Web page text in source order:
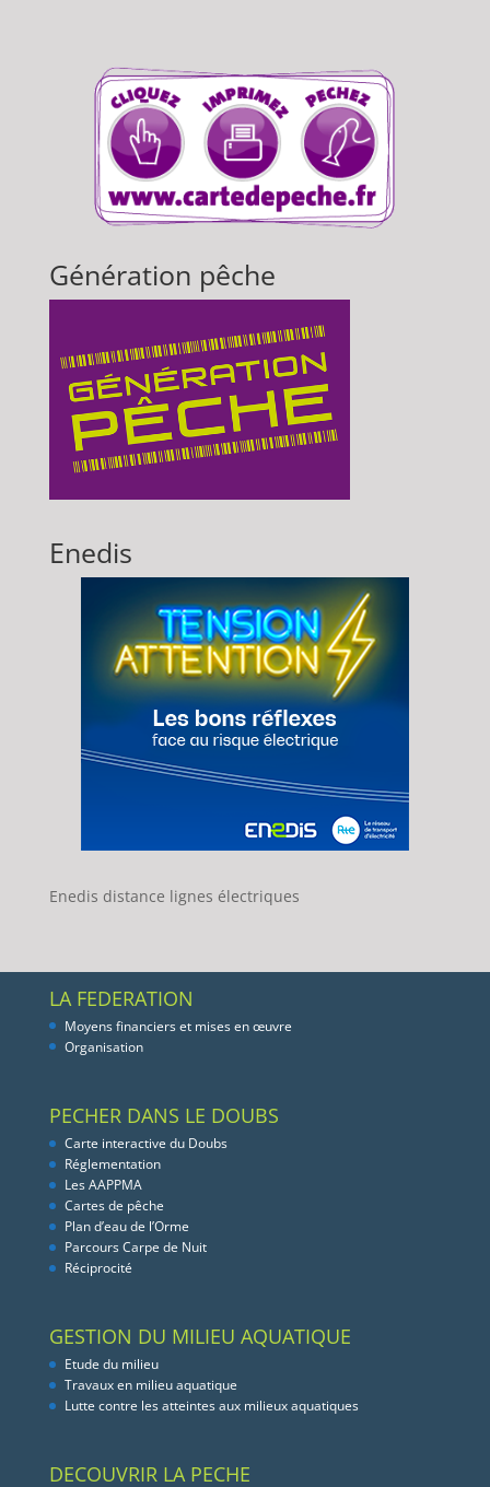
Génération pêche
Enedis
Enedis distance lignes électriques
LA FEDERATION
Moyens financiers et mises en œuvre
Organisation
PECHER DANS LE DOUBS
Carte interactive du Doubs
Réglementation
Les AAPPMA
Cartes de pêche
Plan d’eau de l’Orme
Parcours Carpe de Nuit
Réciprocité
GESTION DU MILIEU AQUATIQUE
Etude du milieu
Travaux en milieu aquatique
Lutte contre les atteintes aux milieux aquatiques
DECOUVRIR LA PECHE